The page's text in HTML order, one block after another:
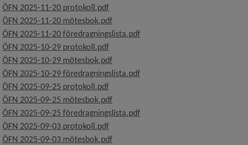
nämnden
ÖFN 2025-11-20 protokoll.pdf, 273.3 kB, öppnas i nytt fönster.
ÖFN 2025-11-20 mötesbok.pdf, 15.3 MB, öppnas i nytt fönster.
ÖFN 2025-11-20 föredragningslista.pdf, 207.9 kB, öppnas i nytt fönster.
ÖFN 2025-10-29 protokoll.pdf, 224.5 kB, öppnas i nytt fönster.
ÖFN 2025-10-29 mötesbok.pdf, 18.9 MB, öppnas i nytt fönster.
ÖFN 2025-10-29 föredragningslista.pdf, 205.5 kB, öppnas i nytt fönster.
ÖFN 2025-09-25 protokoll.pdf, 239 kB, öppnas i nytt fönster.
ÖFN 2025-09-25 mötesbok.pdf, 5.1 MB, öppnas i nytt fönster.
ÖFN 2025-09-25 föredragningslista.pdf, 262 kB, öppnas i nytt fönster.
ÖFN 2025-09-03 protokoll.pdf, 214.5 kB, öppnas i nytt fönster.
ÖFN 2025-09-03 mötesbok.pdf, 11.3 MB, öppnas i nytt fönster.